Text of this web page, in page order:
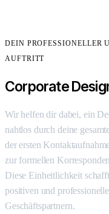
DEIN PROFESSIONELLER
AUFTRITT
Corporate
Wir helfen dir dabei, ein
nahtlos durch deine
der ersten
zur formellen
Diese Einheitlichkeit
positiven und
Geschäftspartnern.